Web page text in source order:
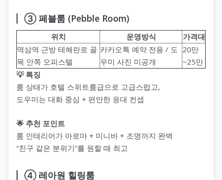
③ 페블룸 (Pebble Room)
위치 운영방식
가격대
역삼역 근방 테헤란로 골
목 안쪽 오피스텔
카카오톡 예약 전용 / 도
우미 사진 미공개
20만
~25만
💡 특징
룸 상태가 호텔 스위트룸급으로 고급스럽고,
도우미는 대화 중심 + 편안한 응대 컨셉
🌟 추천 포인트
룸 인테리어가 아로마 + 미니바 + 조명까지 완벽
“친구 같은 분위기”를 원할 때 최고
④ 레아원 힐링룸